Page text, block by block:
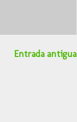
Entrada antigua